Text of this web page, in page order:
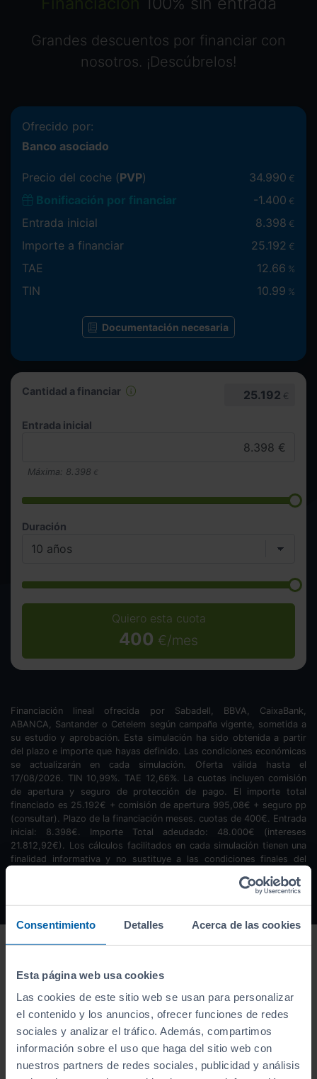
Consentimiento Detalles Acerca de las cookies
Esta página web usa cookies
Las cookies de este sitio web se usan para personalizar
el contenido y los anuncios, ofrecer funciones de redes
sociales y analizar el tráfico. Además, compartimos
información sobre el uso que haga del sitio web con
nuestros partners de redes sociales, publicidad y análisis
Grandes descuentos por financiar con
nosotros. ¡Descúbrelos!
Cantidad a financiar 25.192 €
Entrada inicial
Máxima: 8.398 €
Duración
Quiero esta cuota
400 €/mes
Ofrecido por:
Banco asociado
Precio del coche (PVP) 34.990 €
Bonificación por financiar -1.400 €
Entrada inicial 8.398 €
Importe a financiar 25.192 €
TAE 12.66 %
TIN 10.99 %
Documentación necesaria
Financiación lineal ofrecida por Sabadell, BBVA, CaixaBank,
ABANCA, Santander o Cetelem según campaña vigente, sometida a
su estudio y aprobación. Esta simulación ha sido obtenida a partir
del plazo e importe que hayas definido. Las condiciones económicas
se actualizarán en cada simulación. Oferta válida hasta el
17/08/2026. TIN 10,99%. TAE 12,66%. La cuotas incluyen comisión
de apertura y seguro de protección de pago. El importe total
financiado es 25.192€ + comisión de apertura 995,08€ + seguro pp
(consultar). Plazo de la financiación meses. cuotas de 400€. Entrada
inicial: 8.398€. Importe Total adeudado: 48.000€ (intereses
21.812,92€). Los cálculos facilitados en cada simulación tienen una
finalidad informativa y no sustituye a las condiciones finales del